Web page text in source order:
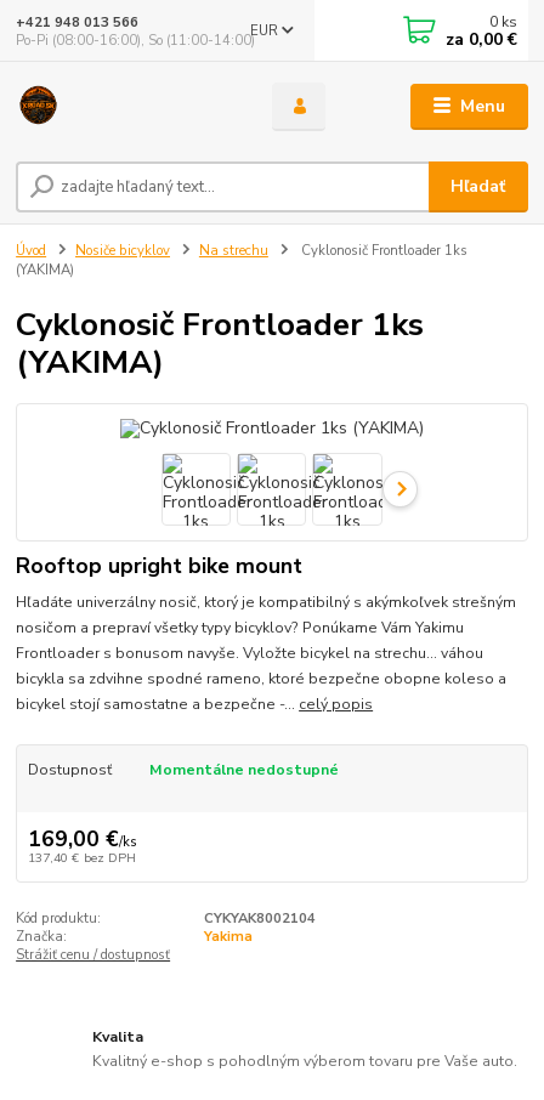
Menu
EUR
Hľadať
+421 948 013 566
Po-Pi (08:00-16:00), So (11:00-14:00)
0 ks
za 0,00 €
Úvod Nosiče bicyklov Na strechu
Cyklonosič Frontloader 1ks
(YAKIMA)
Cyklonosič Frontloader 1ks
(YAKIMA)
Rooftop upright bike mount
Hľadáte univerzálny nosič, ktorý je kompatibilný s akýmkoľvek strešným
nosičom a prepraví všetky typy bicyklov? Ponúkame Vám Yakimu
Frontloader s bonusom navyše. Vyložte bicykel na strechu... váhou
bicykla sa zdvihne spodné rameno, ktoré bezpečne obopne koleso a
bicykel stojí samostatne a bezpečne -... celý popis
Dostupnosť Momentálne nedostupné
169,00 €/ks
137,40 € bez DPH
Kód produktu:
CYKYAK8002104
Značka:
Yakima
Strážiť cenu / dostupnosť
Kvalita
Kvalitný e-shop s pohodlným výberom tovaru pre Vaše auto.